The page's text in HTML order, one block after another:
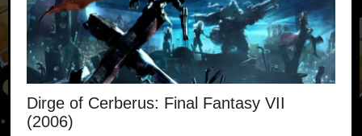
Dirge of Cerberus: Final Fantasy VII
(2006)